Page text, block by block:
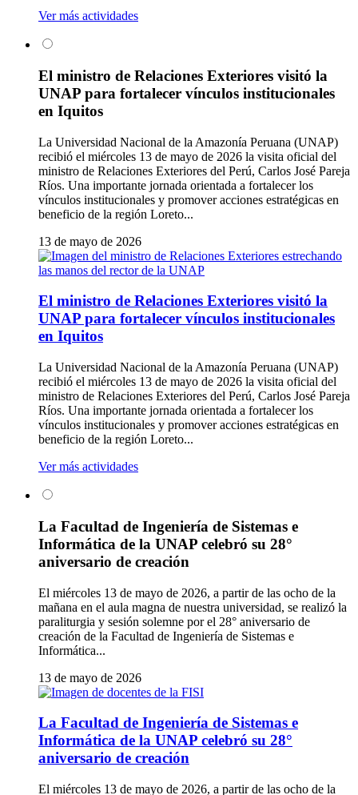
Ver más actividades
El ministro de Relaciones Exteriores visitó la
UNAP para fortalecer vínculos institucionales
en Iquitos
La Universidad Nacional de la Amazonía Peruana (UNAP)
recibió el miércoles 13 de mayo de 2026 la visita oficial del
ministro de Relaciones Exteriores del Perú, Carlos José Pareja
Ríos. Una importante jornada orientada a fortalecer los
vínculos institucionales y promover acciones estratégicas en
beneficio de la región Loreto...
13 de mayo de 2026
El ministro de Relaciones Exteriores visitó la
UNAP para fortalecer vínculos institucionales
en Iquitos
La Universidad Nacional de la Amazonía Peruana (UNAP)
recibió el miércoles 13 de mayo de 2026 la visita oficial del
ministro de Relaciones Exteriores del Perú, Carlos José Pareja
Ríos. Una importante jornada orientada a fortalecer los
vínculos institucionales y promover acciones estratégicas en
beneficio de la región Loreto...
Ver más actividades
La Facultad de Ingeniería de Sistemas e
Informática de la UNAP celebró su 28°
aniversario de creación
El miércoles 13 de mayo de 2026, a partir de las ocho de la
mañana en el aula magna de nuestra universidad, se realizó la
paraliturgia y sesión solemne por el 28° aniversario de
creación de la Facultad de Ingeniería de Sistemas e
Informática...
13 de mayo de 2026
La Facultad de Ingeniería de Sistemas e
Informática de la UNAP celebró su 28°
aniversario de creación
El miércoles 13 de mayo de 2026, a partir de las ocho de la